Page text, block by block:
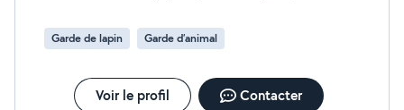
Garde de lapin Garde d’animal
Voir le profil Contacter